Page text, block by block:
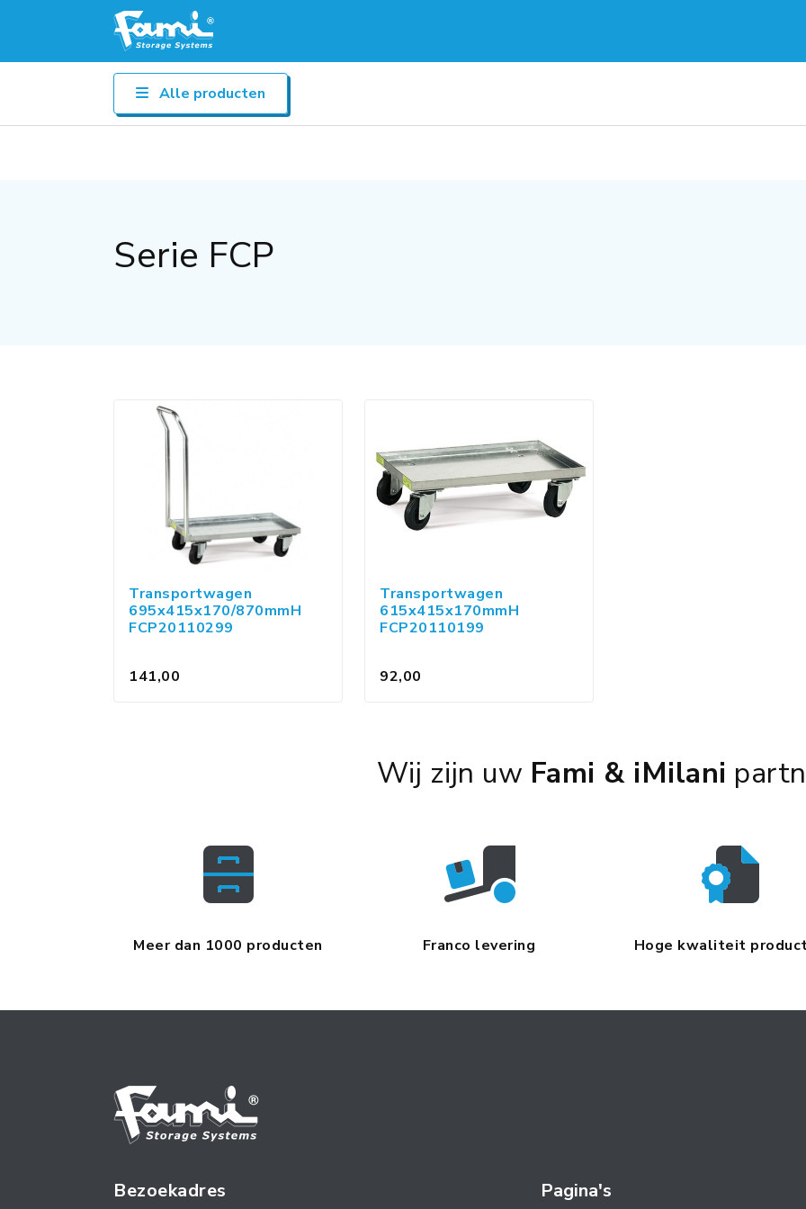
Alle producten
Serie FCP
Transportwagen
695x415x170/870mmH
FCP20110299
141,00
Transportwagen
615x415x170mmH
FCP20110199
92,00
Wij zijn uw Fami & iMilani
Meer dan 1000 producten Franco levering Hoge kwaliteit
Pagina's
Bezoekadres